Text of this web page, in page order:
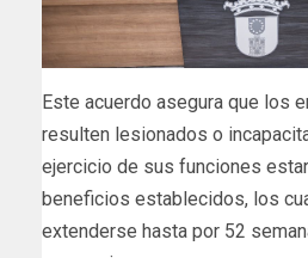
Este acuerdo asegura que los
resulten lesionados o
ejercicio de sus funciones
beneficios establecidos, los
extenderse hasta por 52